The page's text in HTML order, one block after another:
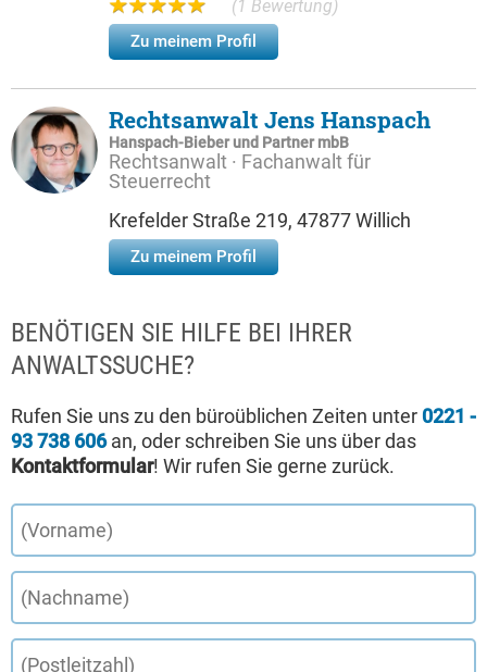
(1 Bewertung)
Zu meinem Profil
Rechtsanwalt Jens Hanspach
Hanspach-Bieber und Partner mbB
Rechtsanwalt · Fachanwalt für
Steuerrecht
Krefelder Straße 219, 47877 Willich
Zu meinem Profil
BENÖTIGEN SIE HILFE BEI IHRER
ANWALTSSUCHE?
Rufen Sie uns zu den büroüblichen Zeiten unter 0221 -
93 738 606an, oder schreiben Sie uns über das
Kontaktformular! Wir rufen Sie gerne zurück.